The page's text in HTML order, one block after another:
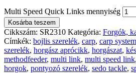
Multi Speed Quick Links mennyiség
Kosárba teszem
Cikkszám: SR2310 Kategória: Forgók,
Címkék: bojlis szerelék, carp, carp system
szerelék, horgász aprócikk, horgászat,
methodfeeder, multi link, multi speed link,
horgok, pontyozó szerelék, sedo tackle,